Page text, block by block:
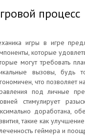
процесс
игры в игре
которые
могут требовать
вызовы, будь
что позволяет
под личные
стимулирует
доработана,
такие как
геймера и